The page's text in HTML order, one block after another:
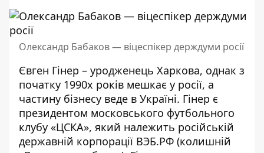
Олександр Бабаков — віцеспікер держдуми росії
Євген Гінер – уродженець Харкова, однак з
початку 1990х років мешкає у росії, а
частину бізнесу веде в Україні. Гінер є
президентом московського футбольного
клубу «ЦСКА», який належить російській
державній корпорації ВЭБ.РФ (колишній